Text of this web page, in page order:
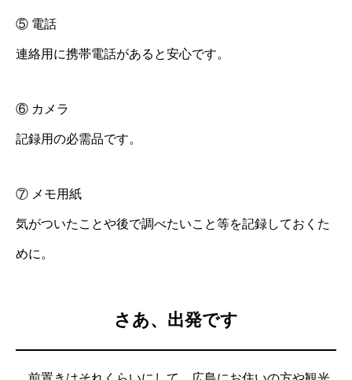
⑤ 電話
連絡用に携帯電話があると安心です。
⑥ カメラ
記録用の必需品です。
⑦ メモ用紙
気がついたことや後で調べたいこと等を記録しておくた
めに。
さあ、出発です